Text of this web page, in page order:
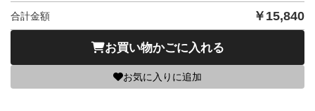
合計金額 ￥ 15,840
お買い物かごに入れる
お気に入りに追加